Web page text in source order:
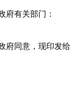
府有关部门：
府同意，现印发